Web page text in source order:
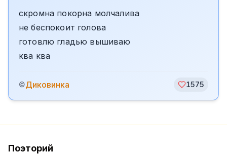
скромна покорна молчалива
не беспокоит голова
готовлю гладью вышиваю
ква ква
©Диковинка 1575
Поэторий